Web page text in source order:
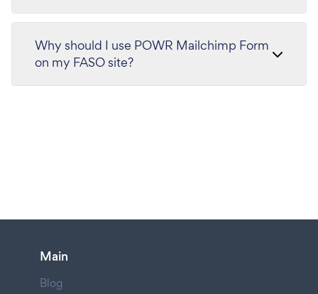
Why should I use POWR Mailchimp Form
on my FASO site?
Main
Blog